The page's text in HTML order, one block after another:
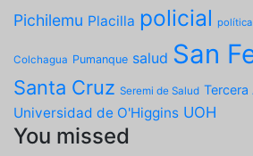
Pichilemu Placilla policial política
Colchagua Pumanque salud San
Santa Cruz Seremi de Salud Tercera
Universidad de O'Higgins UOH
You missed